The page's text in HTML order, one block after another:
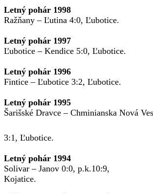
Letný pohár 1998
Ražňany – Ľutina 4:0, Ľubotice.
Letný pohár 1997
Ľubotice – Kendice 5:0, Ľubotice.
Letný pohár 1996
Fintice – Ľubotice 3:2, Ľubotice.
Letný pohár 1995
Šarišské Dravce – Chminianska Nová Ves
3:1, Ľubotice.
Letný pohár 1994
Solivar – Janov 0:0, p.k.10:9,
Kojatice.